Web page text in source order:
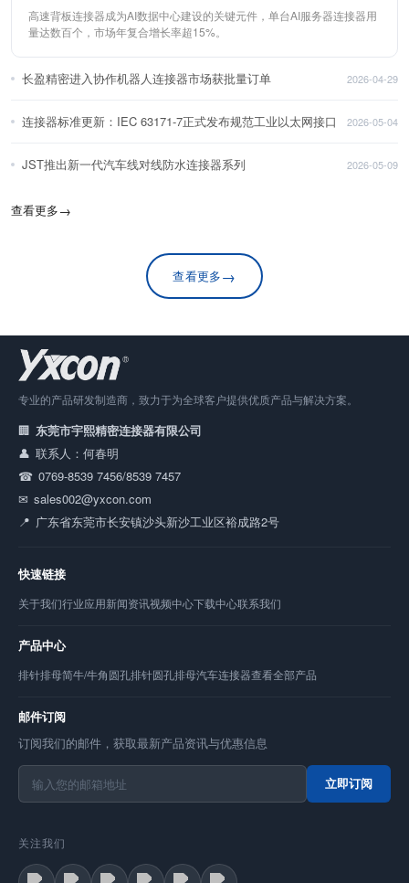
高速背板连接器成为AI数据中心建设的关键元件，单台AI服务器连接器用
量达数百个，市场年复合增长率超15%。
长盈精密进入协作机器人连接器市场获批量订单 2026-04-29
连接器标准更新：IEC 63171-7正式发布规范工业以太网接口 2026-05-04
JST推出新一代汽车线对线防水连接器系列 2026-05-09
查看更多→
查看更多→
专业的产品研发制造商，致力于为全球客户提供优质产品与解决方案。
东莞市宇熙精密连接器有限公司
联系人：何春明
0769-8539 7456/8539 7457
sales002@yxcon.com
广东省东莞市长安镇沙头新沙工业区裕成路2号
快速链接
关于我们行业应用新闻资讯视频中心下载中心联系我们
产品中心
排针排母简牛/牛角圆孔排针圆孔排母汽车连接器查看全部产品
邮件订阅
订阅我们的邮件，获取最新产品资讯与优惠信息
立即订阅
关注我们